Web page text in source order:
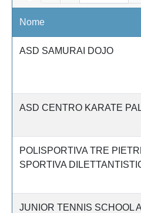
Nome
ASD SAMURAI DOJO
ASD CENTRO KARATE
POLISPORTIVA TRE
SPORTIVA
JUNIOR TENNIS SCHOOL